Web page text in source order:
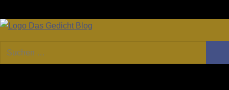
Inhalt
GEDICHT
Forum
von
Suchen
nach: